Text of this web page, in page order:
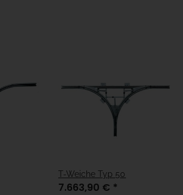
T-Weiche Typ 50
7.663,90 € *